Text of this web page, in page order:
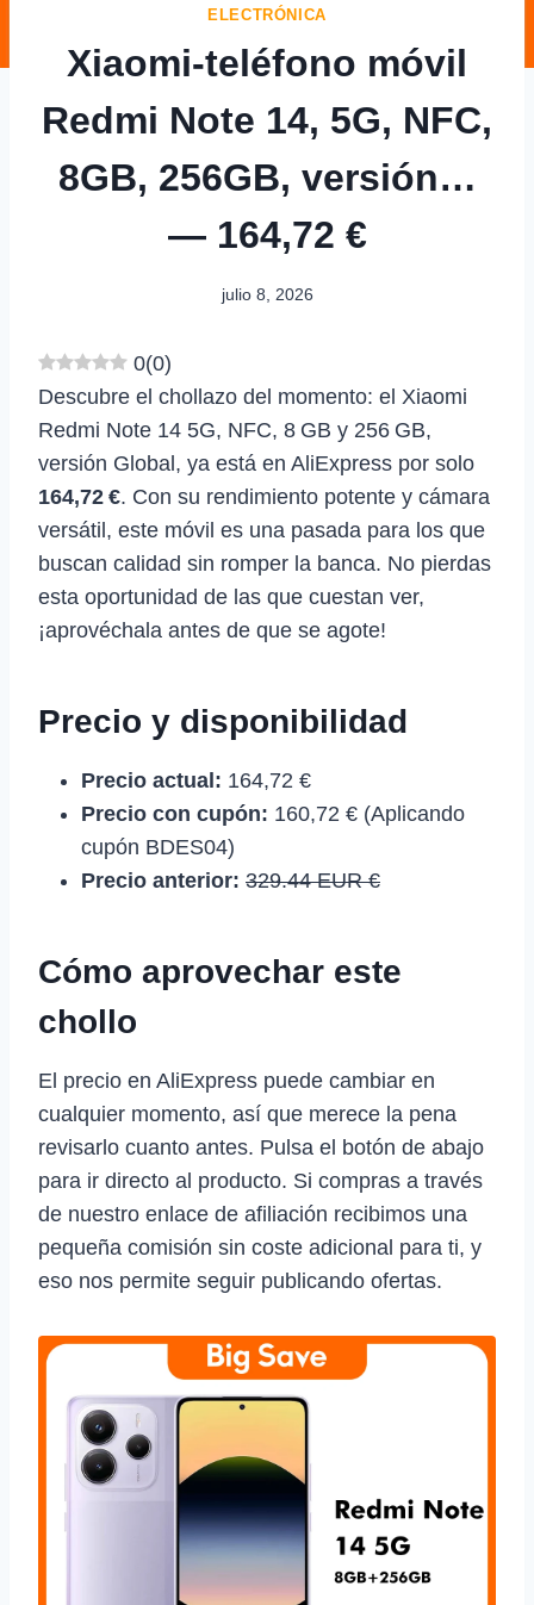
ELECTRÓNICA
Xiaomi-teléfono móvil
Redmi Note 14, 5G, NFC,
8GB, 256GB, versión…
— 164,72 €
julio 8, 2026
0(0)
Descubre el chollazo del momento: el Xiaomi
Redmi Note 14 5G, NFC, 8 GB y 256 GB,
versión Global, ya está en AliExpress por solo
164,72 €. Con su rendimiento potente y cámara
versátil, este móvil es una pasada para los que
buscan calidad sin romper la banca. No pierdas
esta oportunidad de las que cuestan ver,
¡aprovéchala antes de que se agote!
Precio y disponibilidad
Precio actual: 164,72 €
Precio con cupón: 160,72 € (Aplicando
cupón BDES04)
Precio anterior: 329.44 EUR €
Cómo aprovechar este
chollo
El precio en AliExpress puede cambiar en
cualquier momento, así que merece la pena
revisarlo cuanto antes. Pulsa el botón de abajo
para ir directo al producto. Si compras a través
de nuestro enlace de afiliación recibimos una
pequeña comisión sin coste adicional para ti, y
eso nos permite seguir publicando ofertas.